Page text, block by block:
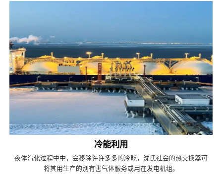
冷能利用
夜体汽化过程中中，会移除许许多多的冷能，沈氏社会的热交换器可
将其用生产的别有害气体服务或用在发电机组。